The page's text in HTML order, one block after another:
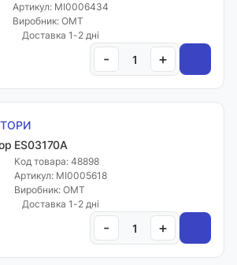
Артикул: MI0006434
Виробник: OMT
Доставка 1-2 дні
- +
ES03170A
Код товара: 48898
Артикул: MI0005618
Виробник: OMT
Доставка 1-2 дні
- +